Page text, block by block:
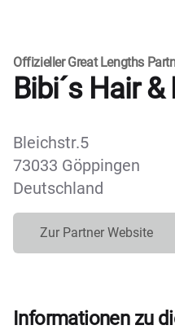
Offizieller Great Lengths
Bibi´s Hair
Bleichstr.5
73033 Göppingen
Deutschland
Zur Partner Website
Informationen zu